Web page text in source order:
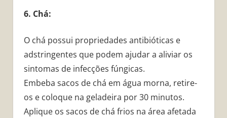
6. Chá:
O chá possui propriedades antibióticas e
adstringentes que podem ajudar a aliviar os
sintomas de infecções fúngicas.
Embeba sacos de chá em água morna, retire-
os e coloque na geladeira por 30 minutos.
Aplique os sacos de chá frios na área afetada